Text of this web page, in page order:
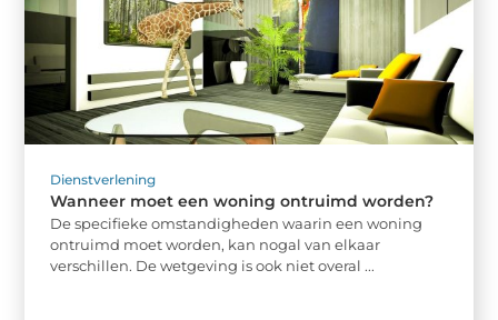
Dienstverlening
Wanneer moet een woning ontruimd worden?
De specifieke omstandigheden waarin een woning
ontruimd moet worden, kan nogal van elkaar
verschillen. De wetgeving is ook niet overal ...